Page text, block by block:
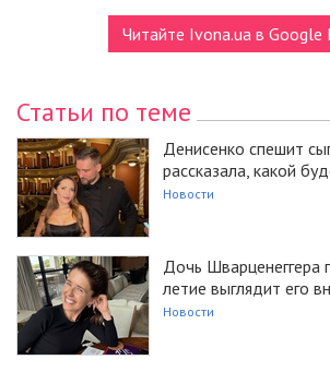
Читайте Ivona.ua в Google
Статьи по теме
Денисенко спешит
рассказала, какой
Новости
Дочь Шварценеггера
летие выглядит его
Новости